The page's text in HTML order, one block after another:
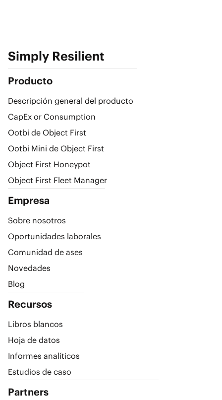
Simply Resilient
Producto
Descripción general del producto
CapEx or Consumption
Ootbi de Object First
Ootbi Mini de Object First
Object First Honeypot
Object First Fleet Manager
Empresa
Sobre nosotros
Oportunidades laborales
Comunidad de ases
Novedades
Blog
Recursos
Libros blancos
Hoja de datos
Informes analíticos
Estudios de caso
Partners